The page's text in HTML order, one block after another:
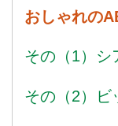
おしゃれの
その（1）シ
その（2）ビ